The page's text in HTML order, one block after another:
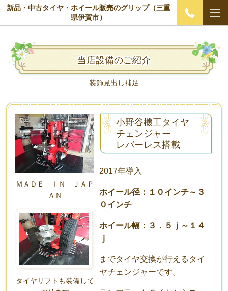
新品・中古タイヤ・ホイール販売のグリップ（三重
県伊賀市）
当店設備のご紹介
装飾見出し補足
ＭＡＤＥ ＩＮ ＪＡＰ
ＡＮ
タイヤリフトも装備して
小野谷機工タイヤ
チェンジャー
レバーレス搭載
2017年導入
ホイール径：１０インチ～３
０インチ
ホイール幅：３．５ｊ～１４
ｊ
までタイヤ交換が行えるタイ
ヤチェンジャーです。